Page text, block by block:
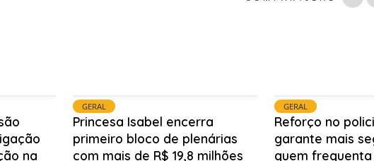
na
GERAL
Princesa Isabel encerra
primeiro bloco de plenárias
com mais de R$ 19,8 milhões
GERAL
Reforço no
garante mais
quem